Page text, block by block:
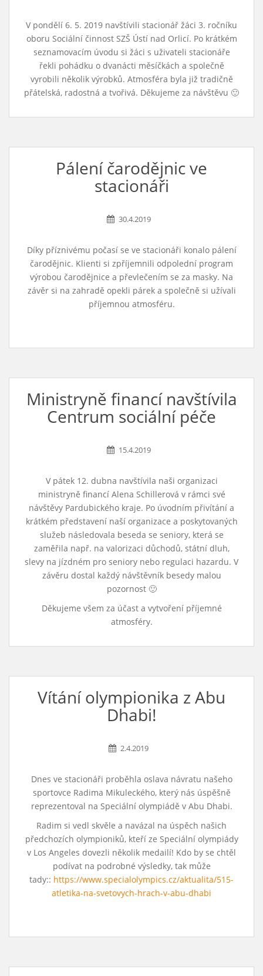
V pondělí 6. 5. 2019 navštívili stacionář žáci 3. ročníku
oboru Sociální činnost SZŠ Ústí nad Orlicí. Po krátkém
seznamovacím úvodu si žáci s uživateli stacionáře
řekli pohádku o dvanácti měsíčkách a společně
vyrobili několik výrobků. Atmosféra byla již tradičně
přátelská, radostná a tvořivá. Děkujeme za návštěvu 🙂
Pálení čarodějnic ve
stacionáři
30.4.2019
Díky příznivému počasí se ve stacionáři konalo pálení
čarodějnic. Klienti si zpříjemnili odpolední program
výrobou čarodějnice a převlečením se za masky. Na
závěr si na zahradě opekli párek a společně si užívali
příjemnou atmosféru.
Ministryně financí navštívila
Centrum sociální péče
15.4.2019
V pátek 12. dubna navštívila naši organizaci
ministryně financí Alena Schillerová v rámci své
návštěvy Pardubického kraje. Po úvodním přivítání a
krátkém představení naší organizace a poskytovaných
služeb následovala beseda se seniory, která se
zaměřila např. na valorizaci důchodů, státní dluh,
slevy na jízdném pro seniory nebo regulaci hazardu. V
závěru dostal každý návštěvník besedy malou
pozornost 🙂
Děkujeme všem za účast a vytvoření příjemné
atmosféry.
Vítání olympionika z Abu
Dhabi!
2.4.2019
Dnes ve stacionáři proběhla oslava návratu našeho
sportovce Radima Mikuleckého, který nás úspěšně
reprezentoval na Speciální olympiádě v Abu Dhabi.
Radim si vedl skvěle a navázal na úspěch našich
předchozích olympioniků, kteří ze Speciální olympiády
v Los Angeles dovezli několik medailí! Kdo by se chtěl
podívat na podrobné výsledky, tak může
tady:: https://www.specialolympics.cz/aktualita/515-
atletika-na-svetovych-hrach-v-abu-dhabi